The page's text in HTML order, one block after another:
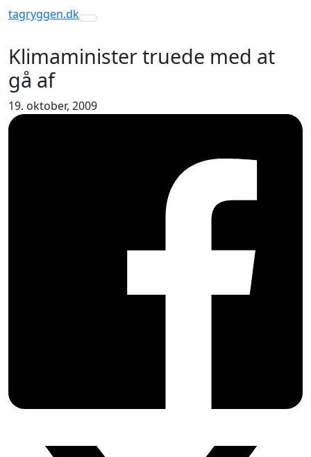
tagryggen.dk
Toggle navigation
Klimaminister truede med at
gå af
19. oktober, 2009